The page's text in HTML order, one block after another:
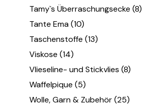
Tamy`s Überraschungsecke (8)
Tante Ema (10)
Taschenstoffe (13)
Viskose (14)
Vlieseline- und Stickvlies (8)
Waffelpique (5)
Wolle, Garn & Zubehör (25)